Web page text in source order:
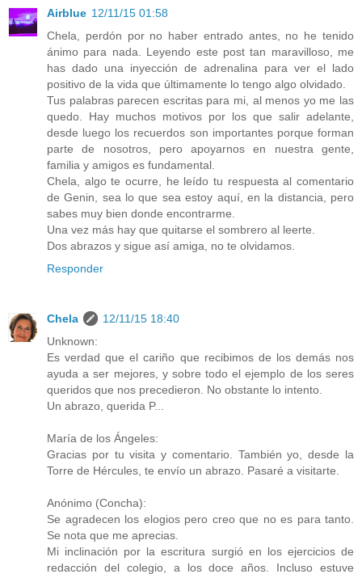
Airblue 12/11/15 01:58
Chela, perdón por no haber entrado antes, no he tenido
ánimo para nada. Leyendo este post tan maravilloso, me
has dado una inyección de adrenalina para ver el lado
positivo de la vida que últimamente lo tengo algo olvidado.
Tus palabras parecen escritas para mi, al menos yo me las
quedo. Hay muchos motivos por los que salir adelante,
desde luego los recuerdos son importantes porque forman
parte de nosotros, pero apoyarnos en nuestra gente,
familia y amigos es fundamental.
Chela, algo te ocurre, he leído tu respuesta al comentario
de Genin, sea lo que sea estoy aquí, en la distancia, pero
sabes muy bien donde encontrarme.
Una vez más hay que quitarse el sombrero al leerte.
Dos abrazos y sigue así amiga, no te olvidamos.
Responder
Chela
12/11/15 18:40
Unknown:
Es verdad que el cariño que recibimos de los demás nos
ayuda a ser mejores, y sobre todo el ejemplo de los seres
queridos que nos precedieron. No obstante lo intento.
Un abrazo, querida P...
María de los Ángeles:
Gracias por tu visita y comentario. También yo, desde la
Torre de Hércules, te envío un abrazo. Pasaré a visitarte.
Anónimo (Concha):
Se agradecen los elogios pero creo que no es para tanto.
Se nota que me aprecias.
Mi inclinación por la escritura surgió en los ejercicios de
redacción del colegio, a los doce años. Incluso estuve